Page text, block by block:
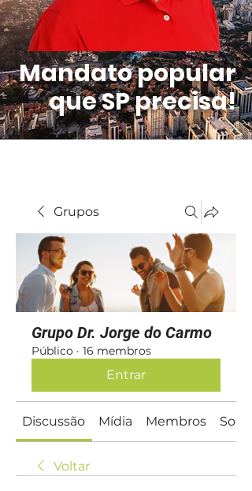
Mandato popular
que SP precisa!
Grupos
Grupo Dr. Jorge do Carmo
Público · 16 membros
Entrar
Discussão Mídia Membros Sobre
Voltar